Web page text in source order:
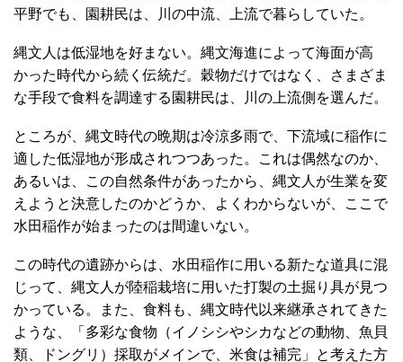
平野でも、園耕民は、川の中流、上流で暮らしていた。
縄文人は低湿地を好まない。縄文海進によって海面が高
かった時代から続く伝統だ。穀物だけではなく、さまざま
な手段で食料を調達する園耕民は、川の上流側を選んだ。
ところが、縄文時代の晩期は冷涼多雨で、下流域に稲作に
適した低湿地が形成されつつあった。これは偶然なのか、
あるいは、この自然条件があったから、縄文人が生業を変
えようと決意したのかどうか、よくわからないが、ここで
水田稲作が始まったのは間違いない。
この時代の遺跡からは、水田稲作に用いる新たな道具に混
じって、縄文人が陸稲栽培に用いた打製の土掘り具が見つ
かっている。また、食料も、縄文時代以来継承されてきた
ような、「多彩な食物（イノシシやシカなどの動物、魚貝
類、ドングリ）採取がメインで、米食は補完」と考えた方